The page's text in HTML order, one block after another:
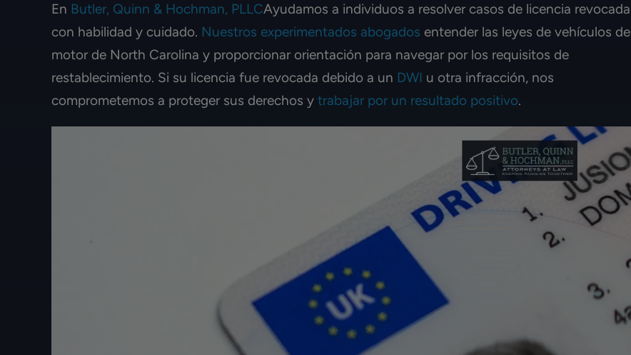
En Butler, Quinn & Hochman, PLLCAyudamos a individuos a resolver casos de licencia revocada
con habilidad y cuidado. Nuestros experimentados abogados entender las leyes de vehículos de
motor de North Carolina y proporcionar orientación para navegar por los requisitos de
restablecimiento. Si su licencia fue revocada debido a un DWI u otra infracción, nos
comprometemos a proteger sus derechos y trabajar por un resultado positivo.